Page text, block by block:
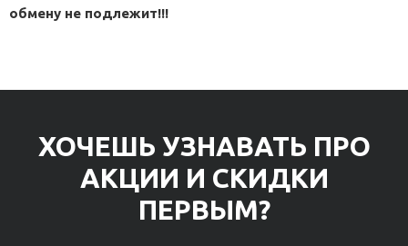
обмену не подлежит!!!
ХОЧЕШЬ УЗНАВАТЬ ПРО
АКЦИИ И СКИДКИ
ПЕРВЫМ?